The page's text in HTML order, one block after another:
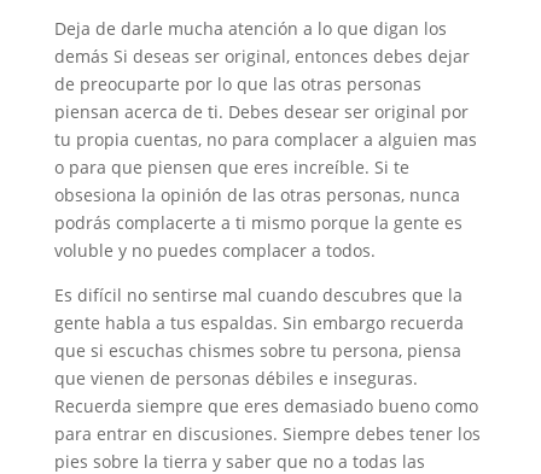
Deja de darle mucha atención a lo que digan los
demás Si deseas ser original, entonces debes dejar
de preocuparte por lo que las otras personas
piensan acerca de ti. Debes desear ser original por
tu propia cuentas, no para complacer a alguien mas
o para que piensen que eres increíble. Si te
obsesiona la opinión de las otras personas, nunca
podrás complacerte a ti mismo porque la gente es
voluble y no puedes complacer a todos.
Es difícil no sentirse mal cuando descubres que la
gente habla a tus espaldas. Sin embargo recuerda
que si escuchas chismes sobre tu persona, piensa
que vienen de personas débiles e inseguras.
Recuerda siempre que eres demasiado bueno como
para entrar en discusiones. Siempre debes tener los
pies sobre la tierra y saber que no a todas las